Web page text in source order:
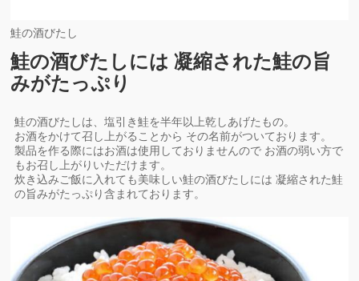
鮭の酒びたし
鮭の酒びたしには 凝縮された鮭の旨
みがたっぷり
鮭の酒びたしは、塩引き鮭を半年以上乾しあげたもの。
お酒をかけて召し上がることから その名前がついております。
製品を作る際にはお酒は使用しておりませんので お酒の弱い方で
もお召し上がりいただけます。
炊き込みご飯に入れても美味しい鮭の酒びたしには 凝縮された鮭
の旨みがたっぷり含まれております。